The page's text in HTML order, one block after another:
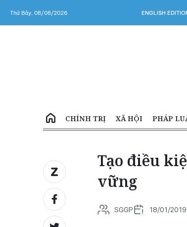
Thứ Bảy, 08/08/2026 ENGLISH
CHÍNH TRỊ XÃ HỘI PHÁP
Tạo điều
vững
SGGP 18/01/